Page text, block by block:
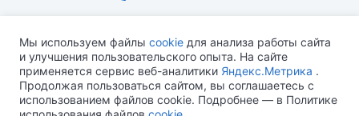
ПН-ПТ С 09:00 ДО 18:00 СБ-ВС ВЫХОДНОЙ
Мы используем файлы cookie для анализа работы сайта
и улучшения пользовательского опыта. На сайте
применяется сервис веб-аналитики Яндекс.Метрика .
Продолжая пользоваться сайтом, вы соглашаетесь с
использованием файлов cookie. Подробнее — в Политике